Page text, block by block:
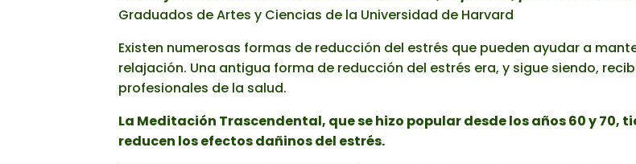
Graduados de Artes y Ciencias de la Universidad de Harvard
Existen numerosas formas de reducción del estrés que pueden ayudar a
relajación. Una antigua forma de reducción del estrés era, y sigue siendo,
profesionales de la salud.
La Meditación Trascendental, que se hizo popular desde los años 60 y 70,
reducen los efectos dañinos del estrés.